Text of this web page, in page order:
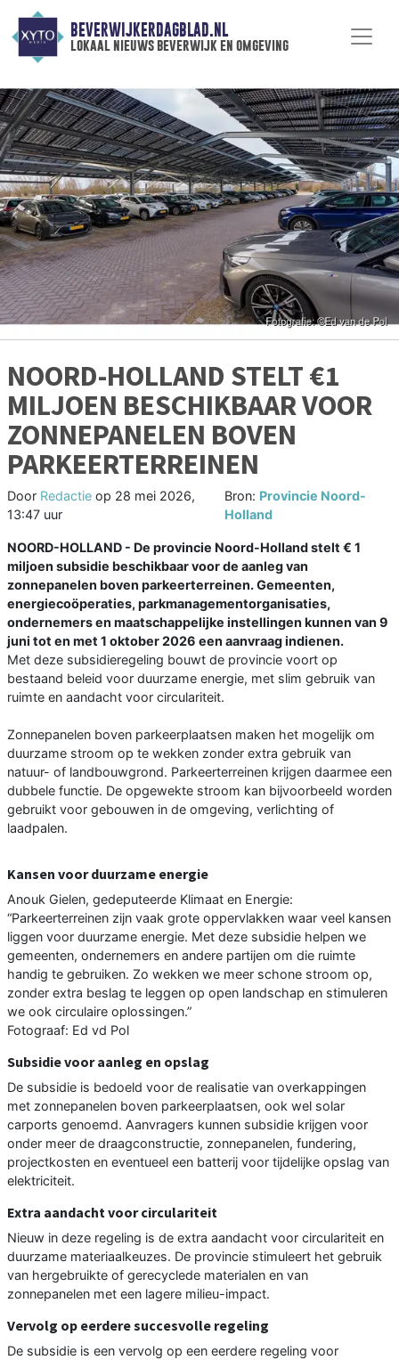
BEVERWIJKERDAGBLAD.NL
lokaal nieuws beverwijk en omgeving
NOORD-HOLLAND STELT €1
MILJOEN BESCHIKBAAR VOOR
ZONNEPANELEN BOVEN
PARKEERTERREINEN
Door Redactie op 28 mei 2026,
13:47 uur
Bron: Provincie Noord-
Holland
NOORD-HOLLAND - De provincie Noord-Holland stelt € 1
miljoen subsidie beschikbaar voor de aanleg van
zonnepanelen boven parkeerterreinen. Gemeenten,
energiecoöperaties, parkmanagementorganisaties,
ondernemers en maatschappelijke instellingen kunnen van 9
juni tot en met 1 oktober 2026 een aanvraag indienen.
Met deze subsidieregeling bouwt de provincie voort op
bestaand beleid voor duurzame energie, met slim gebruik van
ruimte en aandacht voor circulariteit.
Zonnepanelen boven parkeerplaatsen maken het mogelijk om
duurzame stroom op te wekken zonder extra gebruik van
natuur- of landbouwgrond. Parkeerterreinen krijgen daarmee een
dubbele functie. De opgewekte stroom kan bijvoorbeeld worden
gebruikt voor gebouwen in de omgeving, verlichting of
laadpalen.
Kansen voor duurzame energie
Anouk Gielen, gedeputeerde Klimaat en Energie:
“Parkeerterreinen zijn vaak grote oppervlakken waar veel kansen
liggen voor duurzame energie. Met deze subsidie helpen we
gemeenten, ondernemers en andere partijen om die ruimte
handig te gebruiken. Zo wekken we meer schone stroom op,
zonder extra beslag te leggen op open landschap en stimuleren
we ook circulaire oplossingen.”
Fotograaf: Ed vd Pol
Subsidie voor aanleg en opslag
De subsidie is bedoeld voor de realisatie van overkappingen
met zonnepanelen boven parkeerplaatsen, ook wel solar
carports genoemd. Aanvragers kunnen subsidie krijgen voor
onder meer de draagconstructie, zonnepanelen, fundering,
projectkosten en eventueel een batterij voor tijdelijke opslag van
elektriciteit.
Extra aandacht voor circulariteit
Nieuw in deze regeling is de extra aandacht voor circulariteit en
duurzame materiaalkeuzes. De provincie stimuleert het gebruik
van hergebruikte of gerecyclede materialen en van
zonnepanelen met een lagere milieu-impact.
Vervolg op eerdere succesvolle regeling
De subsidie is een vervolg op een eerdere regeling voor